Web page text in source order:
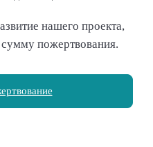
нашего проекта,
пожертвования.